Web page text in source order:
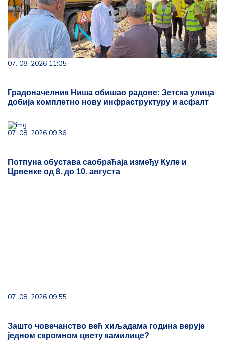
07. 08. 2026 11:05
Градоначелник Ниша обишао радове: Зетска улица
добија комплетно нову инфраструктуру и асфалт
07. 08. 2026 09:36
Потпуна обустава саобраћаја између Куле и
Црвенке од 8. до 10. августа
07. 08. 2026 09:55
Зашто човечанство већ хиљадама година верује
једном скромном цвету камилице?